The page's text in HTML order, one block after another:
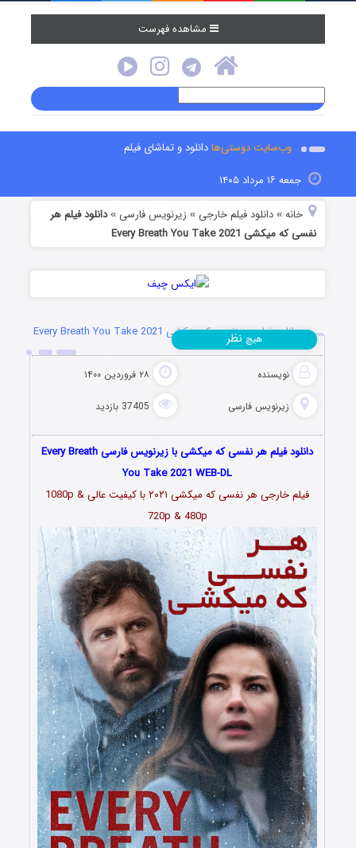
مشاهده فهرست
وب‌سایت دوستی‌هادانلود و تماشای فیلم
جمعه ۱۶ مرداد ۱۴۰۵
خانه »دانلود فیلم خارجی » زیرنویس فارسی »دانلود فیلم هر
نفسی که میکشی Every Breath You Take 2021
دانلود فیلم هر نفسی که میکشی Every Breath You Take 2021
نویسنده ۲۸ فروردین ۱۴۰۰
زیرنویس فارسی 37405 بازدید
هیچ نظر
دانلود فیلم هر نفسی که میکشی با زیرنویس فارسی Every Breath
You Take 2021 WEB-DL
فیلم خارجی هر نفسی که میکشی ۲۰۲۱ با کیفیت عالی 1080p &
720p & 480p